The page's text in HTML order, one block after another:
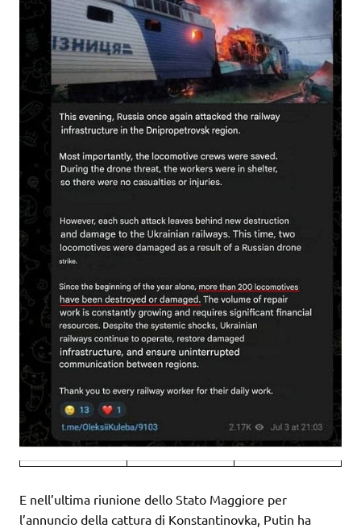
E nell’ultima riunione dello Stato Maggiore per
l’annuncio della cattura di Konstantinovka, Putin ha